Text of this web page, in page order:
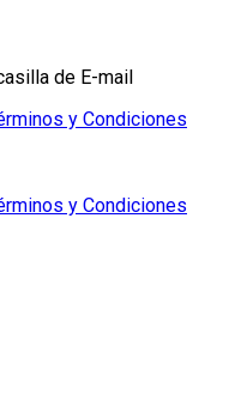
de E-mail
y Condiciones
y Condiciones